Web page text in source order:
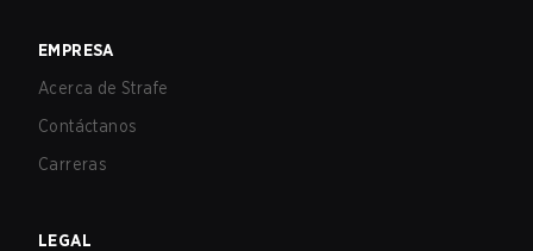
EMPRESA
Acerca de Strafe
Contáctanos
Carreras
LEGAL